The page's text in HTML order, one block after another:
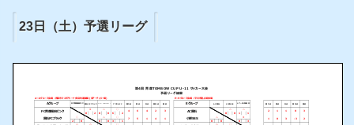
23日（土）予選リーグ